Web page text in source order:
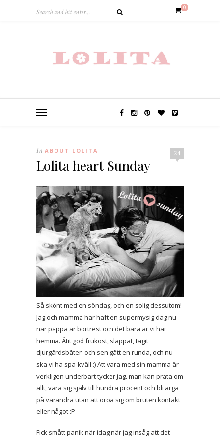
0
24
In ABOUT LOLITA
Lolita heart Sunday
Så skönt med en söndag, och en solig dessutom!
Jag och mamma har haft en supermysig dag nu
när pappa är bortrest och det bara är vi här
hemma. Ätit god frukost, slappat, tagit
djurgårdsbåten och sen gått en runda, och nu
ska vi ha spa-kväll :) Att vara med sin mamma är
verkligen underbart tycker jag, man kan prata om
allt, vara sig själv till hundra procent och bli arga
på varandra utan att oroa sig om bruten kontakt
eller något :P
Fick smått panik när idag när jag insåg att det